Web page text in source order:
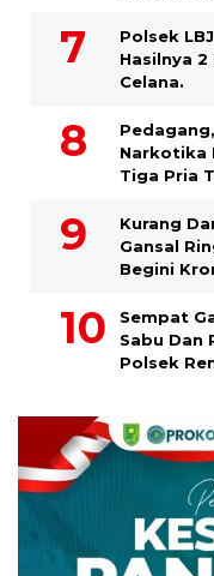
Polsek
Hasilnya
Celana.
Narkotika
Tiga Pria
Kurang
Gansal
Begini
Sempat
Sabu Dan
Polsek